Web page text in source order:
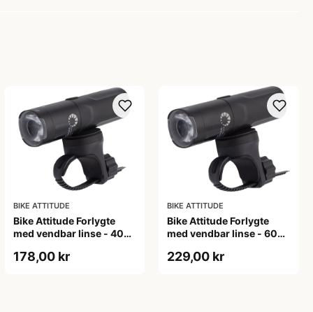
BIKE ATTITUDE
Bike Attitude Forlygte
med vendbar linse - 400
178,00 kr
BIKE ATTITUDE
Bike Attitude Forlygte
med vendbar linse - 600
229,00 kr